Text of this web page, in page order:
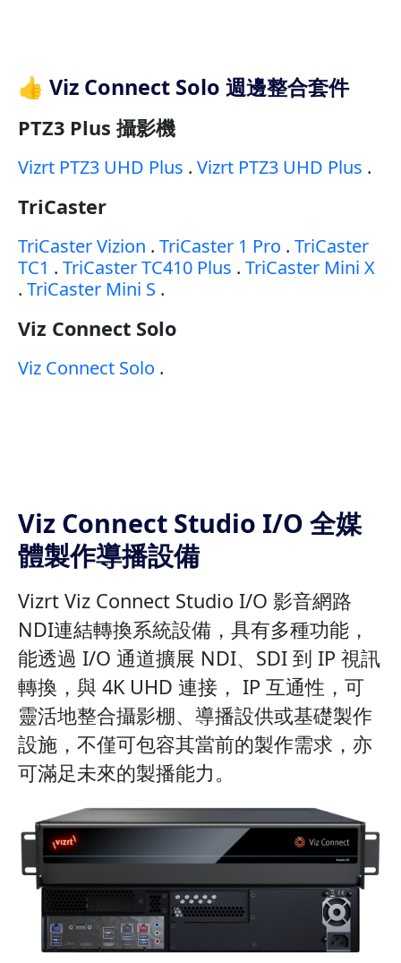
👍 Viz Connect Solo 週邊整合套件
PTZ3 Plus 攝影機
Vizrt PTZ3 UHD Plus . Vizrt PTZ3 UHD Plus .
TriCaster
TriCaster Vizion . TriCaster 1 Pro . TriCaster
TC1 . TriCaster TC410 Plus . TriCaster Mini X
. TriCaster Mini S .
Viz Connect Solo
Viz Connect Solo .
Viz Connect Studio I/O 全媒
體製作導播設備
Vizrt Viz Connect Studio I/O 影音網路
NDI連結轉換系統設備，具有多種功能，
能透過 I/O 通道擴展 NDI、SDI 到 IP 視訊
轉換，與 4K UHD 連接， IP 互通性，可
靈活地整合攝影棚、導播設供或基礎製作
設施，不僅可包容其當前的製作需求，亦
可滿足未來的製播能力。